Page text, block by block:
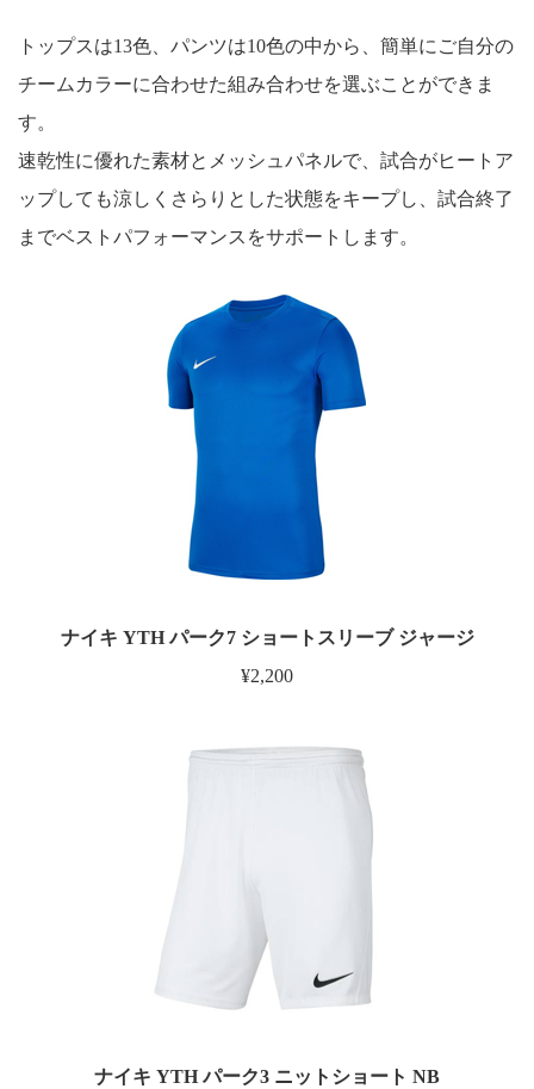
トップスは13色、パンツは10色の中から、簡単にご自分の
チームカラーに合わせた組み合わせを選ぶことができま
す。
速乾性に優れた素材とメッシュパネルで、試合がヒートア
ップしても涼しくさらりとした状態をキープし、試合終了
までベストパフォーマンスをサポートします。
ナイキ YTH パーク7 ショートスリーブ ジャージ
¥2,200
ナイキ YTH パーク3 ニットショート NB